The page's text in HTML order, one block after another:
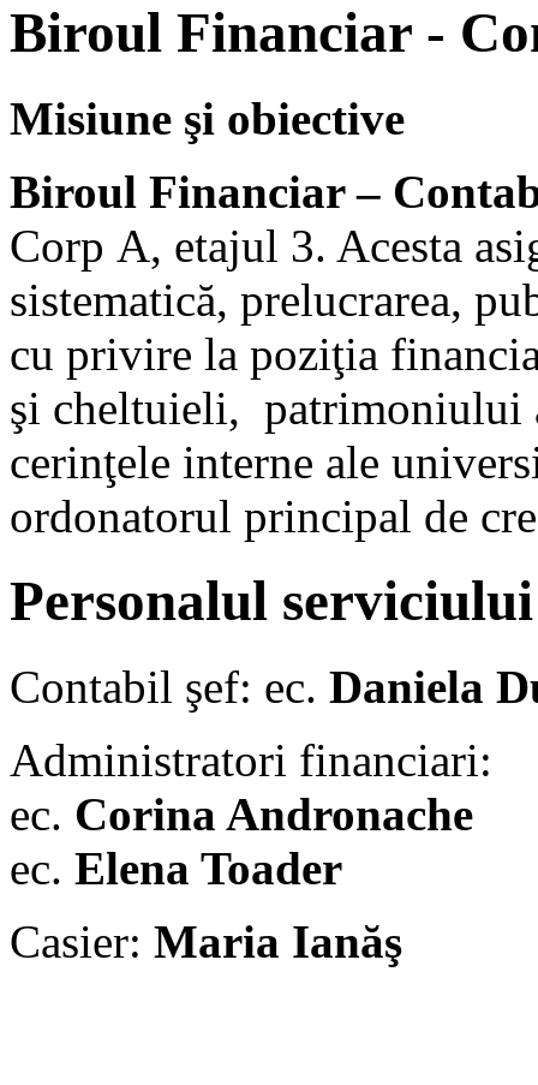
Biroul Financiar -
Misiune şi obiective
Biroul Financiar –
Corp A, etajul 3. Acesta
sistematică, prelucrarea,
cu privire la poziţia
şi cheltuieli, patrimoniului
cerinţele interne ale
ordonatorul principal de
Personalul serviciului
Contabil şef: ec. Daniela
Administratori financiari:
ec. Corina Andronache
ec. Elena Toader
Casier: Maria Ianăş